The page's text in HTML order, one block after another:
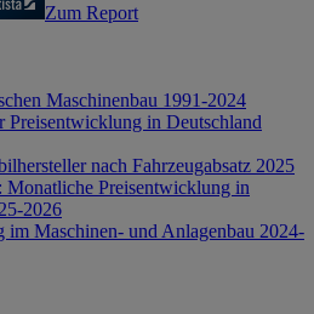
Zum Report
Maschinenbau 1991-2024
Preisentwicklung in Deutschland
nach Fahrzeugabsatz 2025
Monatliche Preisentwicklung in
2026
im Maschinen- und Anlagenbau 2024-